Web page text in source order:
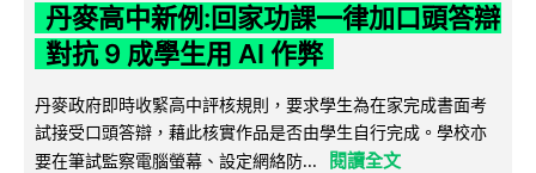
丹麥高中新例:回家功課一律加口頭答辯
對抗 9 成學生用 AI 作弊
丹麥政府即時收緊高中評核規則，要求學生為在家完成書面考
試接受口頭答辯，藉此核實作品是否由學生自行完成。學校亦
要在筆試監察電腦螢幕、設定網絡防...
閱讀全文